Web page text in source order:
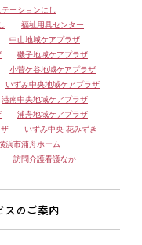
ーションにし
福祉用具センター
中山地域ケアプラザ
磯子地域ケアプラザ
小菅ケ谷地域ケアプラザ
いずみ中央地域ケアプラザ
港南中央地域ケアプラザ
浦舟地域ケアプラザ
いずみ中央 花みずき
浜市浦舟ホーム
訪問介護看護なか
スのご案内